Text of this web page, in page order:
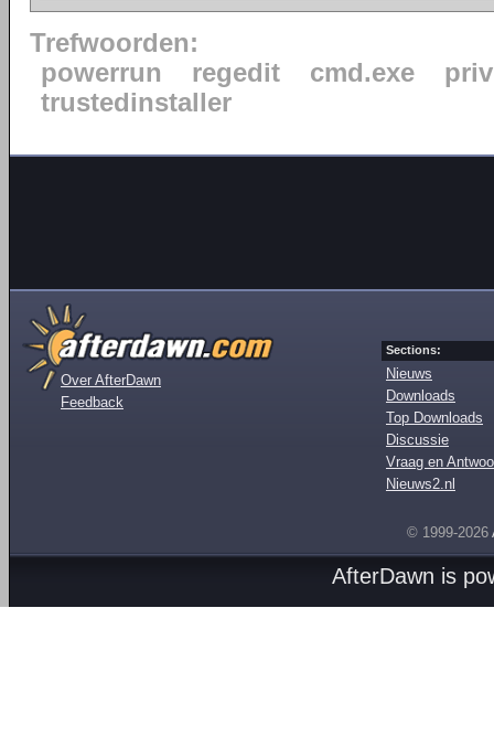
Trefwoorden:
powerrun
regedit cmd.exe
trustedinstaller
Over AfterDawn
Feedback
Sections:
Nieuws
Downloads
Top Downloads
Discussie
Vraag en
Nieuws2.nl
© 1999-2026
AfterDawn is